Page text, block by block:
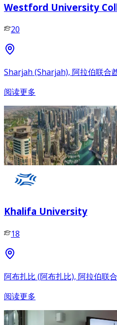
Westford University
20
Sharjah (Sharjah), 阿拉伯联合
阅读更多
Khalifa University
18
阿布扎比 (阿布扎比), 阿拉伯联
阅读更多